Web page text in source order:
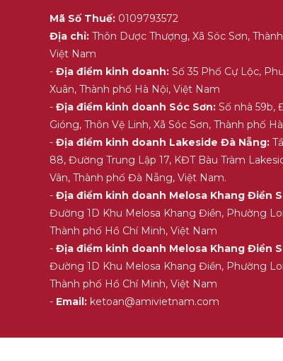
Mã Số Thuế: 0109793572
Địa chỉ: Thôn Dược Thượng, Xã Sóc Sơn,
Việt Nam
-Địa điểm kinh doanh: Số 35 Phố Cự Lộc,
Xuân, Thành phố Hà Nội, Việt Nam
-Địa điểm kinh doanh Sóc Sơn: Số nhà 59b,
Gióng, Thôn Vệ Linh, Xã Sóc Sơn, Thành phố
-Địa điểm kinh doanh Lakeside Đà Nẵng:
88, Đường Trung Lập 17, KĐT Bàu Tràm
Vân, Thành phố Đà Nẵng, Việt Nam.
-Địa điểm kinh doanh Melosa Khang Điền
Đường 1D Khu Melosa Khang Điền, Phường
Thành phố Hồ Chí Minh, Việt Nam
-Địa điểm kinh doanh Melosa Khang Điền
Đường 1D Khu Melosa Khang Điền, Phường
Thành phố Hồ Chí Minh, Việt Nam
- Email: ketoan@amivietnam.com